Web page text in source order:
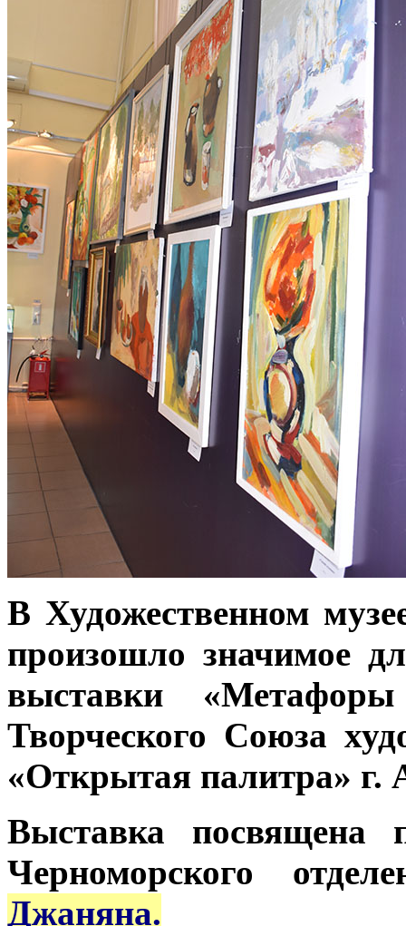
В Художественном
произошло значимое
выставки
Творческого Союза
«Открытая палитра» г.
Выставка посвящена
Черноморского
Джаняна.